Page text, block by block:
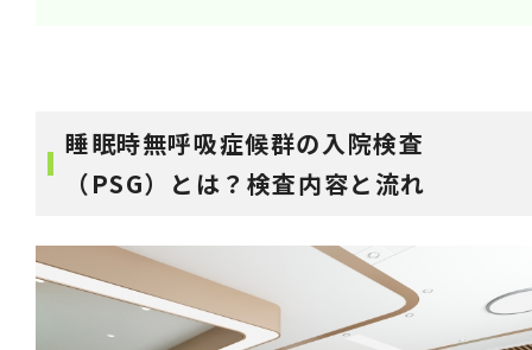
睡眠時無呼吸症候群の入院検査
（PSG）とは？検査内容と流れ